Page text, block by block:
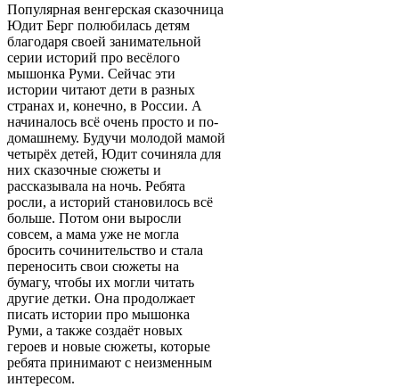
Популярная венгерская сказочница
Юдит Берг полюбилась детям
благодаря своей занимательной
серии историй про весёлого
мышонка Руми. Сейчас эти
истории читают дети в разных
странах и, конечно, в России. А
начиналось всё очень просто и по-
домашнему. Будучи молодой мамой
четырёх детей, Юдит сочиняла для
них сказочные сюжеты и
рассказывала на ночь. Ребята
росли, а историй становилось всё
больше. Потом они выросли
совсем, а мама уже не могла
бросить сочинительство и стала
переносить свои сюжеты на
бумагу, чтобы их могли читать
другие детки. Она продолжает
писать истории про мышонка
Руми, а также создаёт новых
героев и новые сюжеты, которые
ребята принимают с неизменным
интересом.